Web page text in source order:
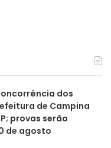
dos
de Campina
provas serão
de agosto